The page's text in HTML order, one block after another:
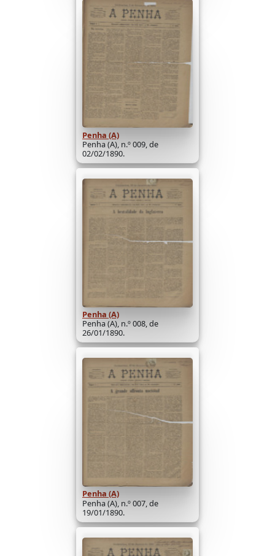
Penha (A)
Penha (A), n.º 009, de
02/02/1890.
Penha (A)
Penha (A), n.º 008, de
26/01/1890.
Penha (A)
Penha (A), n.º 007, de
19/01/1890.